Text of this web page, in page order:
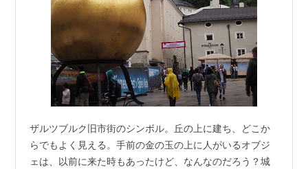
ザルツブルク旧市街のシンボル。丘の上に建ち、どこか
らでもよく見える。手前の金の玉の上に人がいるオブジ
ェは、以前に来た時もあったけど、なんなのだろう？城